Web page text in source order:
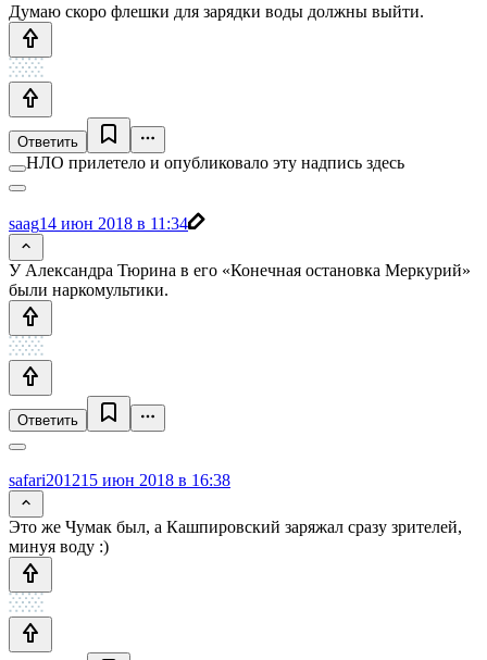
Думаю скоро флешки для зарядки воды должны выйти.
Ответить
НЛО прилетело и опубликовало эту надпись здесь
saag14 июн 2018 в 11:34
У Александра Тюрина в его «Конечная остановка Меркурий»
были наркомультики.
Ответить
safari201215 июн 2018 в 16:38
Это же Чумак был, а Кашпировский заряжал сразу зрителей,
минуя воду :)